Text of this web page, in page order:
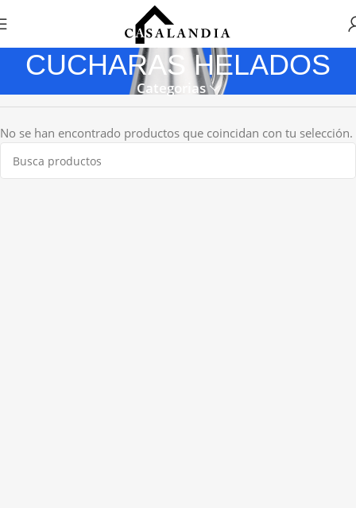
CUCHARAS HELADOS
Categorias
No se han encontrado productos que coincidan con tu selección.